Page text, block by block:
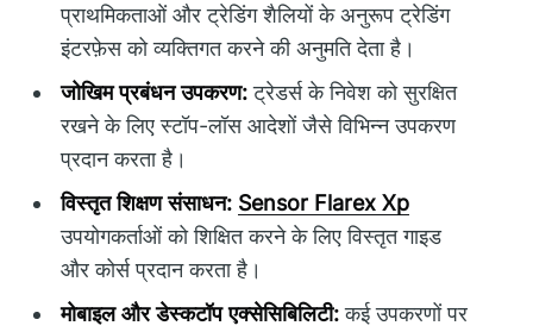
प्राथमिकताओं और ट्रेडिंग शैलियों के अनुरूप ट्रेडिंग
इंटरफ़ेस को व्यक्तिगत करने की अनुमति देता है।
जोखिम प्रबंधन उपकरण:ट्रेडर्स के निवेश को सुरक्षित
रखने के लिए स्टॉप-लॉस आदेशों जैसे विभिन्न उपकरण
प्रदान करता है।
विस्तृत शिक्षण संसाधन: Sensor Flarex Xp
उपयोगकर्ताओं को शिक्षित करने के लिए विस्तृत गाइड
और कोर्स प्रदान करता है।
मोबाइल और डेस्कटॉप एक्सेसिबिलिटी:कई उपकरणों पर